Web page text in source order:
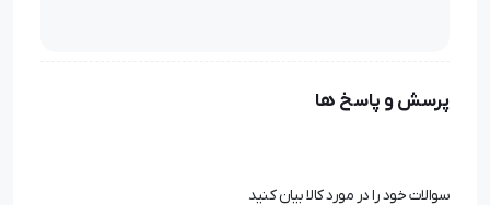
پرسش و پاسخ ها
سوالات خود را در مورد کالا بیان کنید